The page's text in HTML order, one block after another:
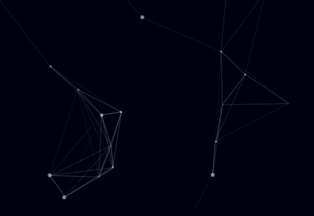
+7 (812) 927-28-88
info@transib-sz.ru
© 2023 –2026. ООО "Трансиб СЗ" .
сайт разработан Design makers
Доставка с маркировкой
Направления